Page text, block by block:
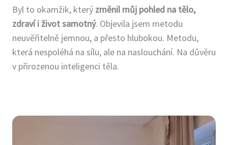
2019-2021 NET
Neuroenergetická terapie,
Roger Gilchrist, Praha
2022-2024 Asistence ve
výcviku Neuroenergetická
Roger Gilchrist, Sedlec-
Byl to okamžik, který změnil můj pohled na tělo,
zdraví i život samotný. Objevila jsem metodu
neuvěřitelně jemnou, a přesto hlubokou. Metodu,
která nespoléhá na sílu, ale na naslouchání. Na důvěru
v přirozenou inteligenci těla.